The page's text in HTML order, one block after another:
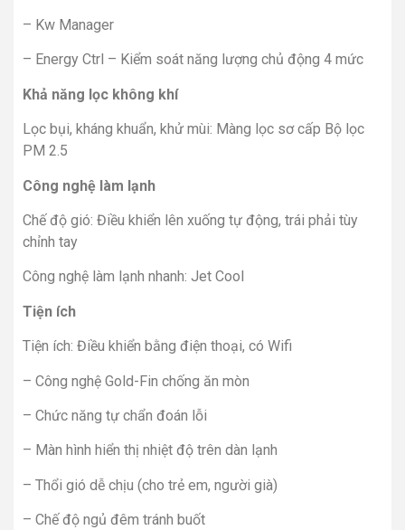
– Kw Manager
– Energy Ctrl – Kiểm soát năng lượng chủ động 4 mức
Khả năng lọc không khí
Lọc bụi, kháng khuẩn, khử mùi: Màng lọc sơ cấp Bộ lọc
PM 2.5
Công nghệ làm lạnh
Chế độ gió: Điều khiển lên xuống tự động, trái phải tùy
chỉnh tay
Công nghệ làm lạnh nhanh: Jet Cool
Tiện ích
Tiện ích: Điều khiển bằng điện thoại, có Wifi
– Công nghệ Gold-Fin chống ăn mòn
– Chức năng tự chẩn đoán lỗi
– Màn hình hiển thị nhiệt độ trên dàn lạnh
– Thổi gió dễ chịu (cho trẻ em, người già)
– Chế độ ngủ đêm tránh buốt